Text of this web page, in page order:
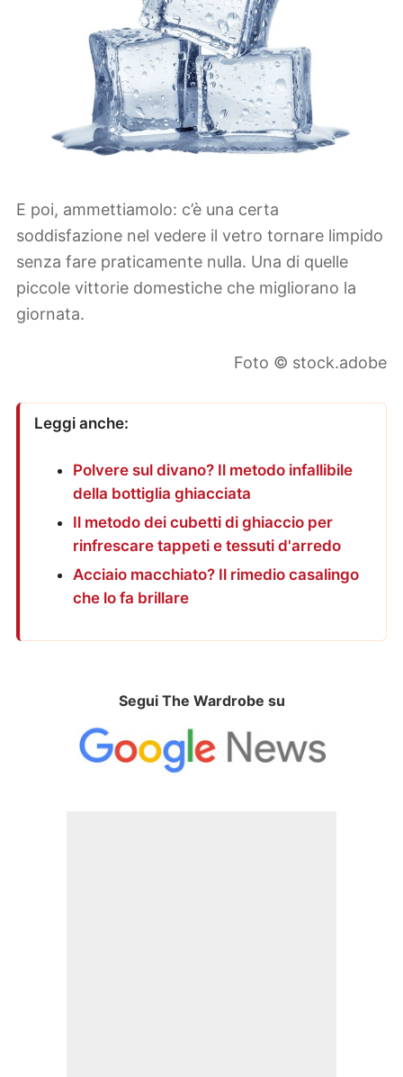
E poi, ammettiamolo: c’è una certa
soddisfazione nel vedere il vetro tornare limpido
senza fare praticamente nulla. Una di quelle
piccole vittorie domestiche che migliorano la
giornata.
Foto © stock.adobe
Leggi anche:
Polvere sul divano? Il metodo infallibile
della bottiglia ghiacciata
Il metodo dei cubetti di ghiaccio per
rinfrescare tappeti e tessuti d'arredo
Acciaio macchiato? Il rimedio casalingo
che lo fa brillare
Segui The Wardrobe su